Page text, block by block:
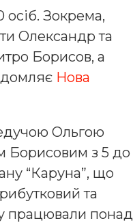
Зокрема,
Олександр та
Борисов, а
Нова
Ольгою
Борисовим з 5 до
“Каруна”, що
та
працювали понад